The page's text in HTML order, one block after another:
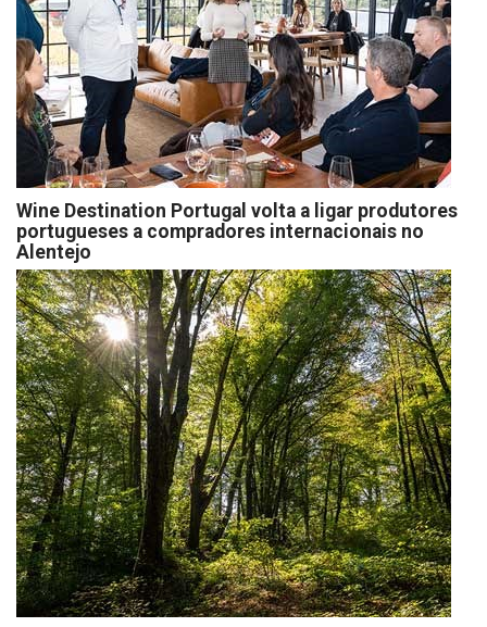
Wine Destination Portugal volta a ligar produtores
portugueses a compradores internacionais no
Alentejo